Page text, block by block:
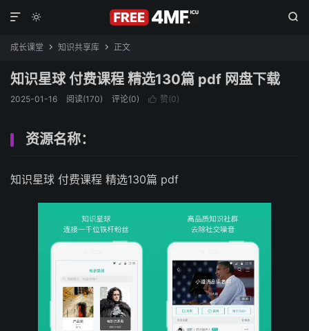
 

成长课堂  知识共享库  正文
知识星球 付费课程 精选130篇 pdf 网盘下载
2025-01-16 阅读(170) 评论(0)  赞(0)
资源名称：
知识星球 付费课程 精选130篇 pdf